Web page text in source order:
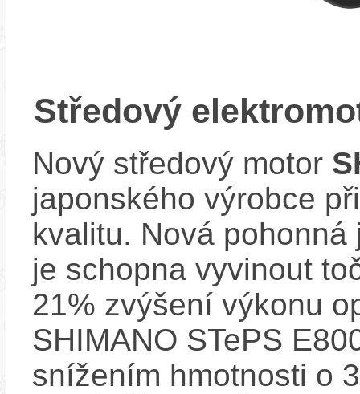
Středový
Nový středový motor
japonského výrobce
kvalitu. Nová
je schopna vyvinout
21% zvýšení výkonu
SHIMANO STePS
snížením hmotnosti o